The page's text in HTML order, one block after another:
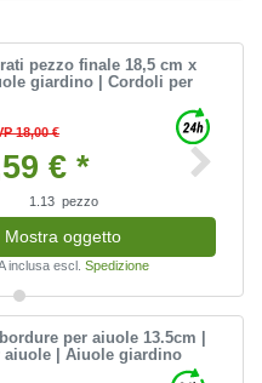
pezzo finale 18,5 cm x
giardino | Cordoli per
18,00 €
€ *
1.13 pezzo
Mostra oggetto
inclusaescl. Spedizione
per aiuole 13.5cm |
aiuole | Aiuole giardino